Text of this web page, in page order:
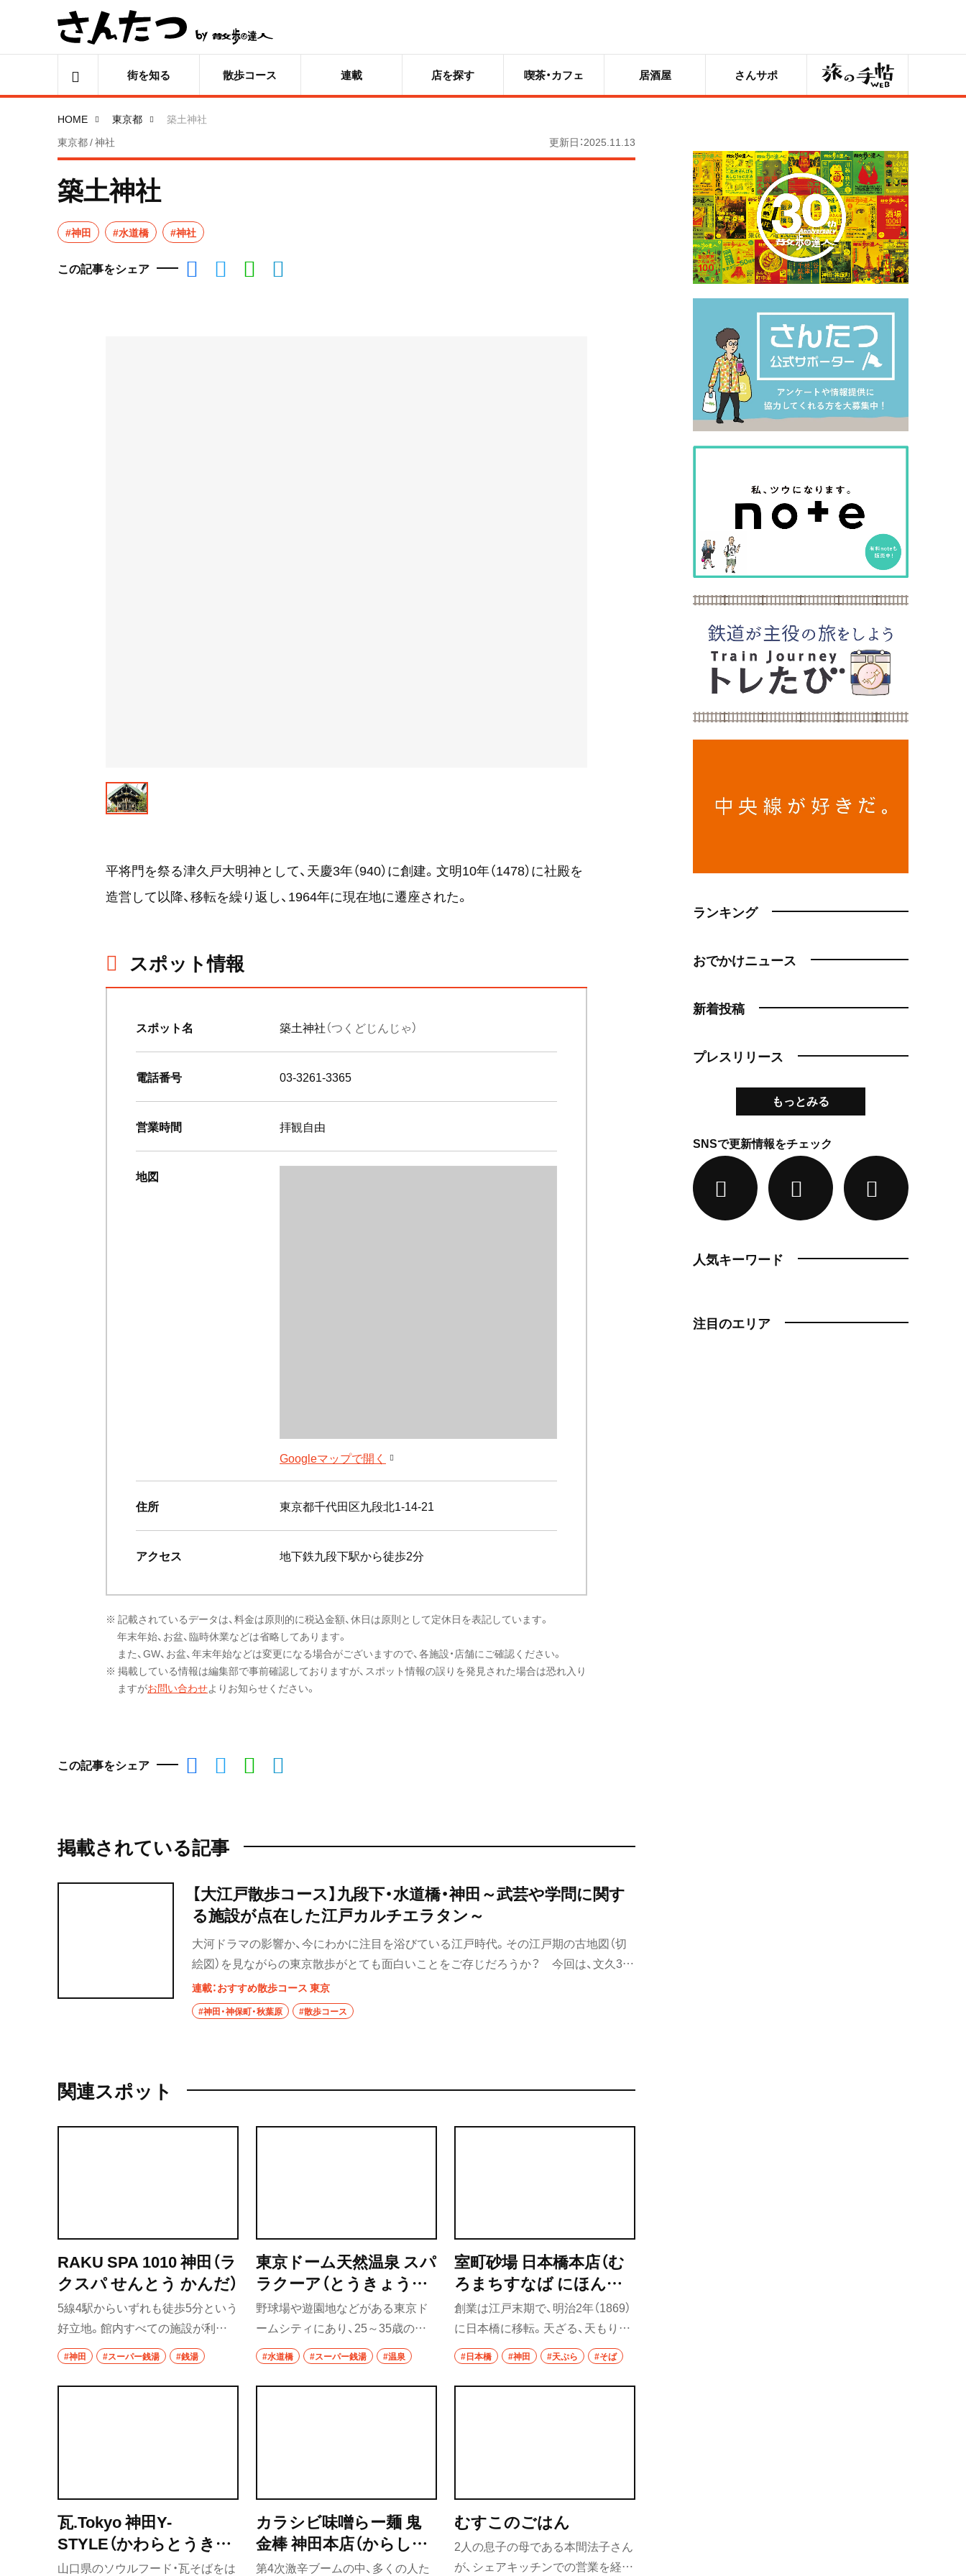
街を知る 散歩コース 連載 店を探す 喫茶・カフェ 居酒屋 さんサポ 旅の手帖
HOME 東京都
築土神社
東京都 / 神社
更新日：2025.11.13
築土神社
#神田 #水道橋 #神社
この記事をシェア
平将門を祭る津久戸大明神として、天慶3年（940）に創建。文明10年（1478）に社殿を
造営して以降、移転を繰り返し、1964年に現在地に遷座された。
スポット情報
スポット名 築土神社（つくどじんじゃ）
電話番号 03-3261-3365
営業時間 拝観自由
地図
Googleマップで開く
住所 東京都千代田区九段北1-14-21
アクセス 地下鉄九段下駅から徒歩2分
※ 記載されているデータは、料金は原則的に税込金額、休日は原則として定休日を表記しています。
年末年始、お盆、臨時休業などは省略してあります。
また、GW、お盆、年末年始などは変更になる場合がございますので、各施設・店舗にご確認ください。
※ 掲載している情報は編集部で事前確認しておりますが、スポット情報の誤りを発見された場合は恐れ入り
ますがお問い合わせよりお知らせください。
この記事をシェア
掲載されている記事
【大江戸散歩コース】九段下・水道橋・神田～武芸や学問に関す
る施設が点在した江戸カルチエラタン～
大河ドラマの影響か、今にわかに注目を浴びている江戸時代。その江戸期の古地図（切
絵図）を見ながらの東京散歩がとても面白いことをご存じだろうか？ 今回は、文久3年
（1863）の「飯田町駿河台小川町絵図」を手に歩く九段下･水道橋･神田周辺の散歩コース
を紹介。タイムスリップを楽しむ特別な散歩体験を！
連載：おすすめ散歩コース 東京
#神田・神保町・秋葉原 #散歩コース
関連スポット
RAKU SPA 1010 神田（ラ
クスパ せんとう かんだ）
5線4駅からいずれも徒歩5分という
好立地。館内すべての施設が利用
できるRAKU SPAコースのほか、風
呂やサウナだけを利用するコース
があり、目的や空き時間などの応じ
#神田 #スーパー銭湯 #銭湯
東京ドーム天然温泉 スパ
ラクーア（とうきょうド
ームてんねんおんせん
スパ ラクーア）
野球場や遊園地などがある東京ド
ームシティにあり、25～35歳の働
く女性をメインターゲットにした
都市型温浴施設。地下1700ｍから
湧く天然温泉を注ぐスパをはじめ、
#水道橋 #スーパー銭湯 #温泉
室町砂場 日本橋本店（む
ろまちすなば にほんば
しほんてん）
創業は江戸末期で、明治2年（1869）
に日本橋に移転。天ざる、天もりが
発祥した店としても知られ、そばつ
ゆに浸った天ぷらとそばの絶妙な
相性をじっくり味わうのがおすす
#日本橋 #神田 #天ぷら #そば
瓦.Tokyo 神田Y-
STYLE（かわらとうきょ
う かんだわいすたいる）
山口県のソウルフード・瓦そばをは
カラシビ味噌らー麺 鬼
金棒 神田本店（からしび
みそらーめん きかんぼ
第4次激辛ブームの中、多くの人た
むすこのごはん
2人の息子の母である本間法子さん
が、シェアキッチンでの営業を経て
ランキング
おでかけニュース
新着投稿
プレスリリース
もっとみる
SNSで更新情報をチェック
人気キーワード
注目のエリア